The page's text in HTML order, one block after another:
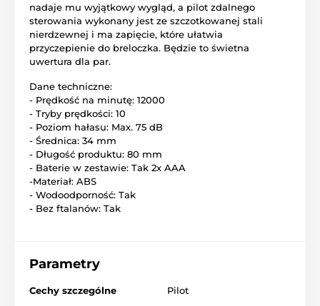
nadaje mu wyjątkowy wygląd, a pilot zdalnego
sterowania wykonany jest ze szczotkowanej stali
nierdzewnej i ma zapięcie, które ułatwia
przyczepienie do breloczka. Będzie to świetna
uwertura dla par.
Dane techniczne:
- Prędkość na minutę: 12000
- Tryby prędkości: 10
- Poziom hałasu: Max. 75 dB
- Średnica: 34 mm
- Długość produktu: 80 mm
- Baterie w zestawie: Tak 2x AAA
-Materiał: ABS
- Wodoodporność: Tak
- Bez ftalanów: Tak
Parametry
Cechy szczególne Pilot